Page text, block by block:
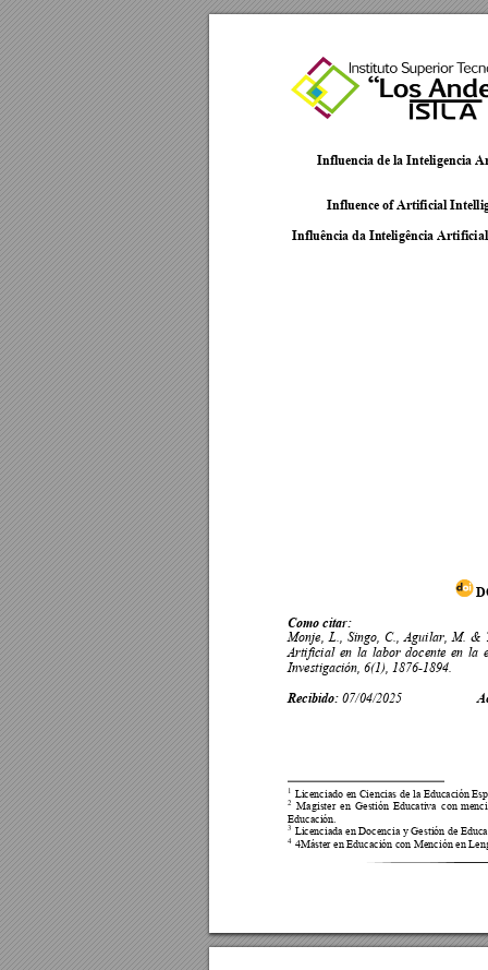
Influencia de la Inteligencia
Influence of Artificial
Influência da Inteligência Arti
Como citar:
Monje, L., Singo, C., Aguilar, M. &
Artificial en la labor docente en la
Investigación, 6(1), 1876-1894.
Recibido: 07/04/2025
1 Licenciado en Ciencias de la Educación
2 Magister en Gestión Educativa con
Educación.
3 Licenciada en Docencia y Gestión de
4 4Máster en Educación con Mención en